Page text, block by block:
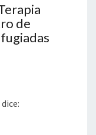
de
dice: